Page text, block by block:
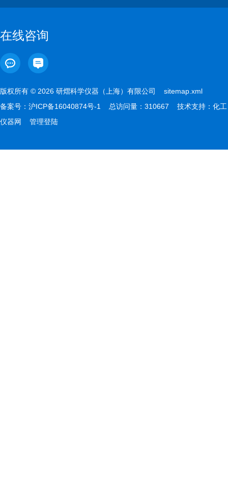
在线咨询
版权所有 © 2026 研熠科学仪器（上海）有限公司 sitemap.xml
备案号： 沪ICP备16040874号-1 总访问量：310667 技术支持： 化工
仪器网
管理登陆